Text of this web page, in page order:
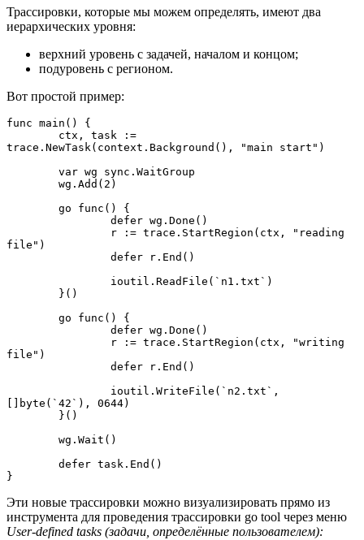
Трассировки, которые мы можем определять, имеют два
иерархических уровня:
верхний уровень с задачей, началом и концом;
подуровень с регионом.
Вот простой пример:
func main() {
trace.NewTask(context.Background(), "main start")
file")
file")
[]byte(`42`), 0644)
}
Эти новые трассировки можно визуализировать прямо из
инструмента для проведения трассировки go tool через меню
User-defined tasks (задачи, определённые пользователем):